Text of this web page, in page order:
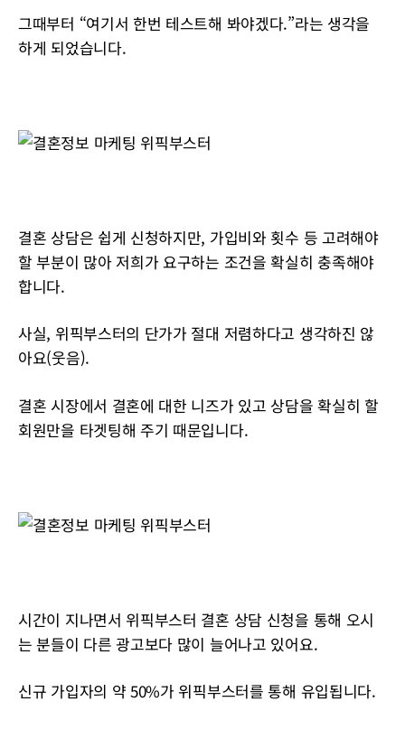
그때부터 “여기서 한번 테스트해 봐야겠다.”라는 생각을
하게 되었습니다.
결혼 상담은 쉽게 신청하지만, 가입비와 횟수 등 고려해야
할 부분이 많아 저희가 요구하는 조건을 확실히 충족해야
합니다.
사실, 위픽부스터의 단가가 절대 저렴하다고 생각하진 않
아요(웃음).
결혼 시장에서 결혼에 대한 니즈가 있고 상담을 확실히 할
회원만을 타겟팅해 주기 때문입니다.
시간이 지나면서 위픽부스터 결혼 상담 신청을 통해 오시
는 분들이 다른 광고보다 많이 늘어나고 있어요.
신규 가입자의 약 50%가 위픽부스터를 통해 유입됩니다.